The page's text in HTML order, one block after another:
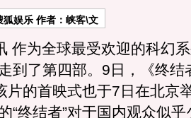
狐娱乐作者：峡客\文
为全球最受欢迎的科幻系
到了第四部。9日，《终结
片的首映式也于7日在北京
“终结者”对于国内观众似